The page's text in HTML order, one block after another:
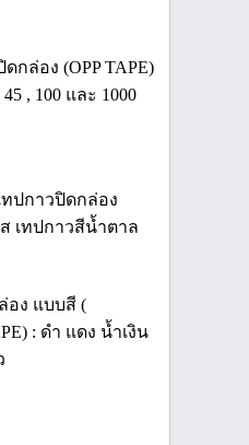
กล่อง (OPP TAPE)
, 100 และ 1000
ทปกาวปิดกล่อง
เทปกาวสีน้ำตาล
อง แบบสี (
: ดำ แดง น้ำเงิน